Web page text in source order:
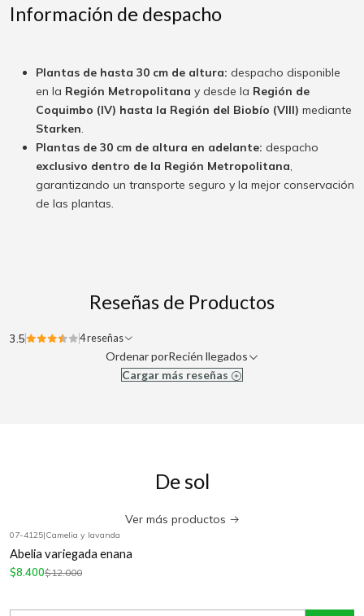
Información de despacho
Plantas de hasta 30 cm de altura: despacho disponible
en la Región Metropolitana y desde la Región de
Coquimbo (IV) hasta la Región del Biobío (VIII) mediante
Starken.
Plantas de 30 cm de altura en adelante: despacho
exclusivo dentro de la Región Metropolitana,
garantizando un transporte seguro y la mejor conservación
de las plantas.
Reseñas de Productos
3.5 4 reseñas
Ordenar porRecién llegados
Cargar más reseñas
De sol
Ver más productos
07-4125|Camelia y lavanda
Abelia variegada enana
$8.400$12.000